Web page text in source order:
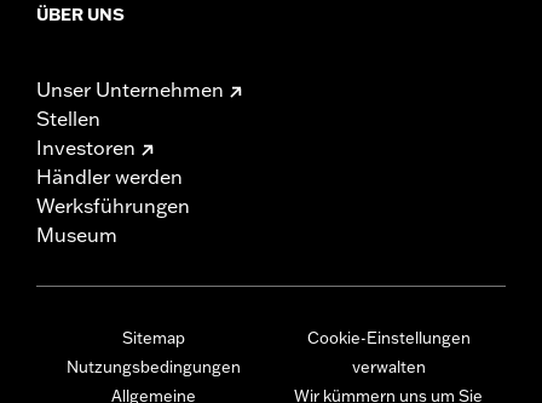
ÜBER UNS
Unser Unternehmen
Stellen
Investoren
Händler werden
Werksführungen
Museum
Sitemap
Nutzungsbedingungen
Allgemeine
Cookie-Einstellungen
verwalten
Wir kümmern uns um Sie